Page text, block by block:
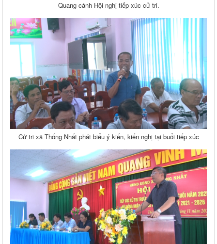
Quang cảnh Hội nghị tiếp xúc cử tri.
Cử tri xã Thống Nhất phát biểu ý kiến, kiến nghị tại buổi tiếp xúc